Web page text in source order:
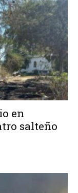
en
salteño